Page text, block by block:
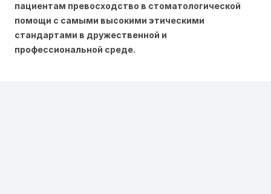
пациентам превосходство в стоматологической
помощи с самыми высокими этическими
стандартами в дружественной и
профессиональной среде.